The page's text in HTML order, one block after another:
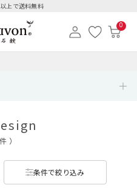
上で送料無料
0
）
条件で絞り込み